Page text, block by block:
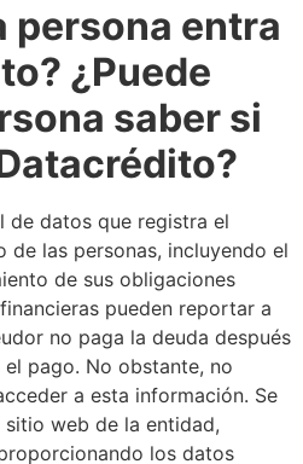
persona entra
¿Puede
saber si
de datos que registra el
las personas, incluyendo el
de sus obligaciones
pueden reportar a
no paga la deuda después
pago. No obstante, no
a esta información. Se
web de la entidad,
los datos